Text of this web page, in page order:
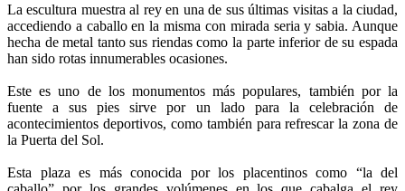
La escultura muestra al rey en una de sus últimas visitas a la ciudad,
accediendo a caballo en la misma con mirada seria y sabia. Aunque
hecha de metal tanto sus riendas como la parte inferior de su espada
han sido rotas innumerables ocasiones.
Este es uno de los monumentos más populares, también por la
fuente a sus pies sirve por un lado para la celebración de
acontecimientos deportivos, como también para refrescar la zona de
la Puerta del Sol.
Esta plaza es más conocida por los placentinos como “la del